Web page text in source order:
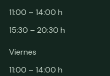
11:00 – 14:00 h
15:30 – 20:30 h
Viernes
11:00 – 14:00 h